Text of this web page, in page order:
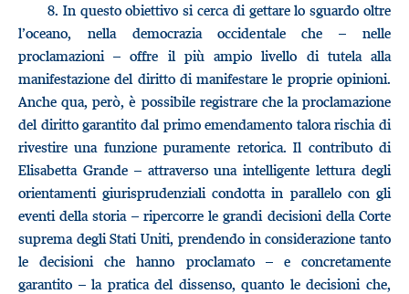
8. In questo obiettivo si cerca di gettare lo sguardo oltre
l’oceano, nella democrazia occidentale che – nelle
proclamazioni – offre il più ampio livello di tutela alla
manifestazione del diritto di manifestare le proprie opinioni.
Anche qua, però, è possibile registrare che la proclamazione
del diritto garantito dal primo emendamento talora rischia di
rivestire una funzione puramente retorica. Il contributo di
Elisabetta Grande – attraverso una intelligente lettura degli
orientamenti giurisprudenziali condotta in parallelo con gli
eventi della storia – ripercorre le grandi decisioni della Corte
suprema degli Stati Uniti, prendendo in considerazione tanto
le decisioni che hanno proclamato – e concretamente
garantito – la pratica del dissenso, quanto le decisioni che,